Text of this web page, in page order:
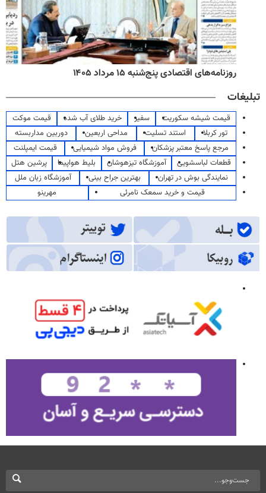
روزنامه‌های اقتصادی پنج‌شنبه ۱۵ مرداد ۱۴۰۵
تبلیغات
قیمت شیشه سکوریت سفیر خرید طلای آب شده
قیمت موکت
تور کربلا
استند تسلیت مداحی اربعین
دوربین مداربسته
مرجع پاسخ معتبر پزشکان
فروش مواد شیمیایی
قیمت ایمپلنت
قطعات لباسشویی
آموزشگاه تیزهوشان بلیط هواپیما
پرشین هتل
نمایندگی بوش در تهران
بهترین جراح بینی
آموزشگاه زبان ملل
قیمت و خرید سمعک نامرئی
مهرینو